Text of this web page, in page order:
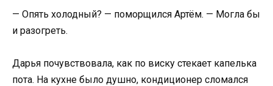
— Опять холодный? — поморщился Артём. — Могла бы
и разогреть.
Дарья почувствовала, как по виску стекает капелька
пота. На кухне было душно, кондиционер сломался